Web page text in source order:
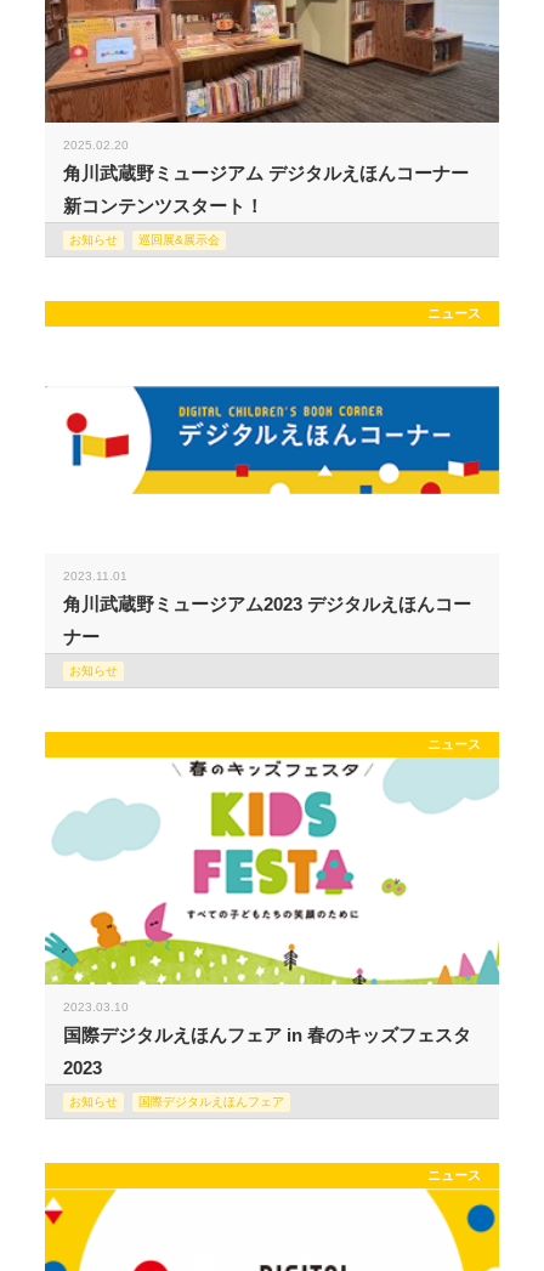
2025.02.20
角川武蔵野ミュージアム デジタルえほんコーナー
新コンテンツスタート！
お知らせ 巡回展&展示会
ニュース
2023.11.01
角川武蔵野ミュージアム2023 デジタルえほんコー
ナー
お知らせ
ニュース
2023.03.10
国際デジタルえほんフェア in 春のキッズフェスタ
2023
お知らせ 国際デジタルえほんフェア
ニュース